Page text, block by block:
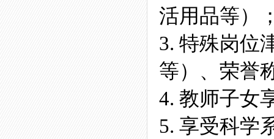
活用品等）
3. 特殊岗位
等）、荣誉
4. 教师子女
5. 享受科学